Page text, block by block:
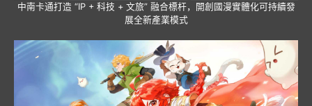
中南卡通打造 “IP + 科技 + 文旅” 融合標杆，開創國漫實體化可持續發
展全新產業模式